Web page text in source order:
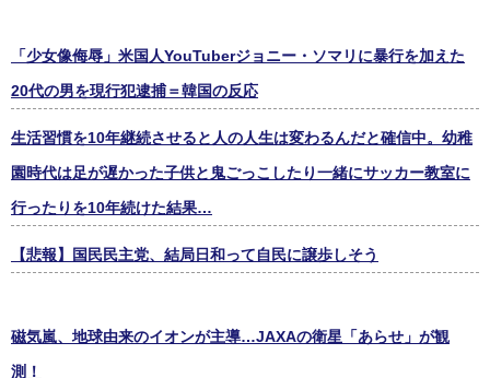
「少女像侮辱」米国人YouTuberジョニー・ソマリに暴行を加えた
20代の男を現行犯逮捕＝韓国の反応
生活習慣を10年継続させると人の人生は変わるんだと確信中。幼稚
園時代は足が遅かった子供と鬼ごっこしたり一緒にサッカー教室に
行ったりを10年続けた結果…
【悲報】国民民主党、結局日和って自民に譲歩しそう
磁気嵐、地球由来のイオンが主導…JAXAの衛星「あらせ」が観
測！